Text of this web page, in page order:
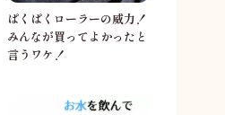
ぱくぱくローラーの威力！
みんなが買ってよかったと
言うワケ！